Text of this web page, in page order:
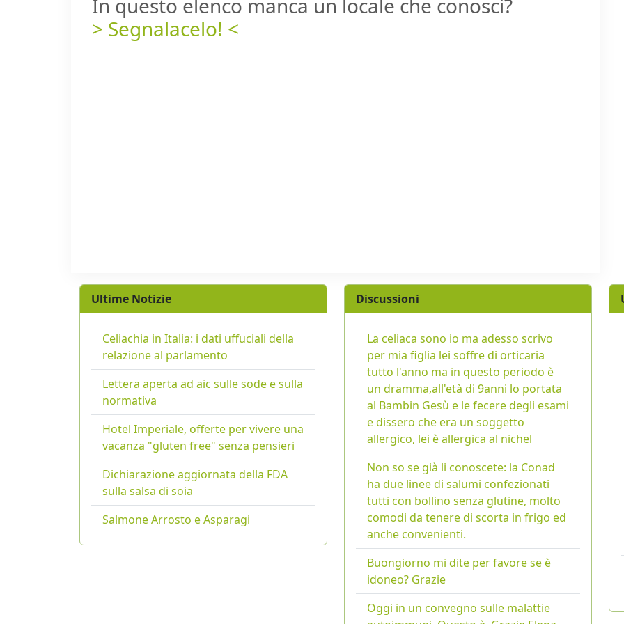
In questo elenco manca un locale che conosci?
> Segnalacelo! <
Ultime Notizie
Celiachia in Italia: i dati uffuciali della
relazione al parlamento
Lettera aperta ad aic sulle sode e sulla
normativa
Hotel Imperiale, offerte per vivere una
vacanza "gluten free" senza pensieri
Dichiarazione aggiornata della FDA
sulla salsa di soia
Salmone Arrosto e Asparagi
Discussioni
La celiaca sono io ma adesso scrivo
per mia figlia lei soffre di orticaria
tutto l'anno ma in questo periodo è
un dramma,all'età di 9anni lo portata
al Bambin Gesù e le fecere degli esami
e dissero che era un soggetto
allergico, lei è allergica al nichel
Non so se già li conoscete: la Conad
ha due linee di salumi confezionati
tutti con bollino senza glutine, molto
comodi da tenere di scorta in frigo ed
anche convenienti.
Buongiorno mi dite per favore se è
idoneo? Grazie
Oggi in un convegno sulle malattie